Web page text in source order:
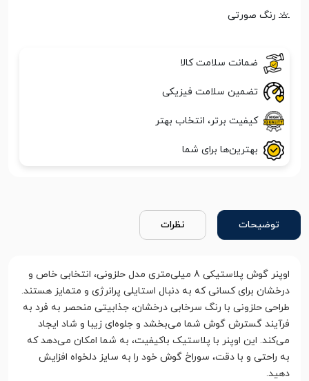
رنگ صورتی
ضمانت سلامت کالا
تضمین سلامت فیزیکی
کیفیت برتر، انتخاب بهتر
بهترین‌ها برای شما
توضیحات نظرات
اوپنر گوش پلاستیکی 8 میلی‌متری مدل حلزونی، انتخابی خاص و
درخشان برای کسانی که به دنبال استایلی پرانرژی و متمایز هستند.
طراحی حلزونی با رنگ سرخابی درخشان، جذابیتی منحصر به فرد به
فرآیند گسترش گوش شما می‌بخشد و جلوه‌ای زیبا و شاد ایجاد
می‌کند. این اوپنر با پلاستیک باکیفیت، به شما امکان می‌دهد که
به راحتی و با دقت، سوراخ گوش خود را به سایز دلخواه افزایش
دهید.